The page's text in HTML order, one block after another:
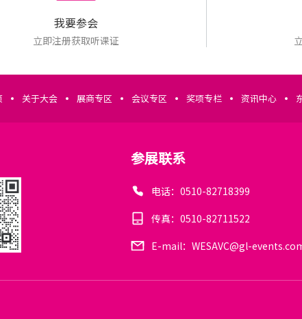
我要参会
立即注册获取听课证
关于大会 展商专区 会议专区 奖项专栏 资讯中心
参展联系
电话：0510-82718399
传真：0510-82711522
E-mail：WESAVC@gl-